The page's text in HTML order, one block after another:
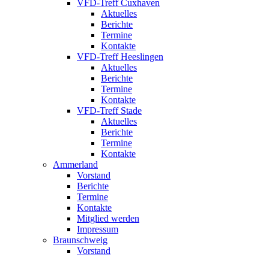
VFD-Treff Cuxhaven
Aktuelles
Berichte
Termine
Kontakte
VFD-Treff Heeslingen
Aktuelles
Berichte
Termine
Kontakte
VFD-Treff Stade
Aktuelles
Berichte
Termine
Kontakte
Ammerland
Vorstand
Berichte
Termine
Kontakte
Mitglied werden
Impressum
Braunschweig
Vorstand